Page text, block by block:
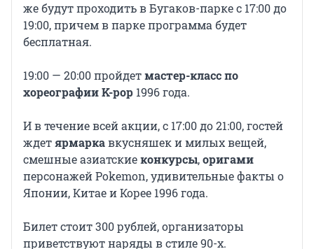
же будут проходить в Бугаков-парке с 17:00 до
19:00, причем в парке программа будет
бесплатная.
19:00 — 20:00 пройдетмастер-класс по
хореографии K-pop 1996 года.
И в течение всей акции, с 17:00 до 21:00, гостей
ждетярмаркавкусняшек и милых вещей,
смешные азиатскиеконкурсы,оригами
персонажей Pokemon, удивительные факты о
Японии, Китае и Корее 1996 года.
Билет стоит 300 рублей, организаторы
приветствуют наряды в стиле 90-х.